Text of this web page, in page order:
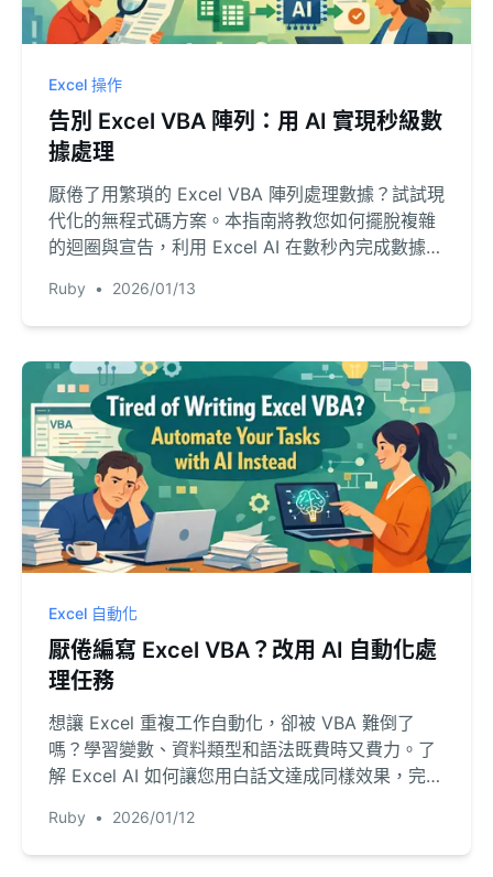
Excel 操作
告別 Excel VBA 陣列：用 AI 實現秒級數
據處理
厭倦了用繁瑣的 Excel VBA 陣列處理數據？試試現
代化的無程式碼方案。本指南將教您如何擺脫複雜
的迴圈與宣告，利用 Excel AI 在數秒內完成數據分
Ruby • 2026/01/13
Excel 自動化
厭倦編寫 Excel VBA？改用 AI 自動化處
理任務
想讓 Excel 重複工作自動化，卻被 VBA 難倒了
嗎？學習變數、資料類型和語法既費時又費力。了
解 Excel AI 如何讓您用白話文達成同樣效果，完全
Ruby • 2026/01/12